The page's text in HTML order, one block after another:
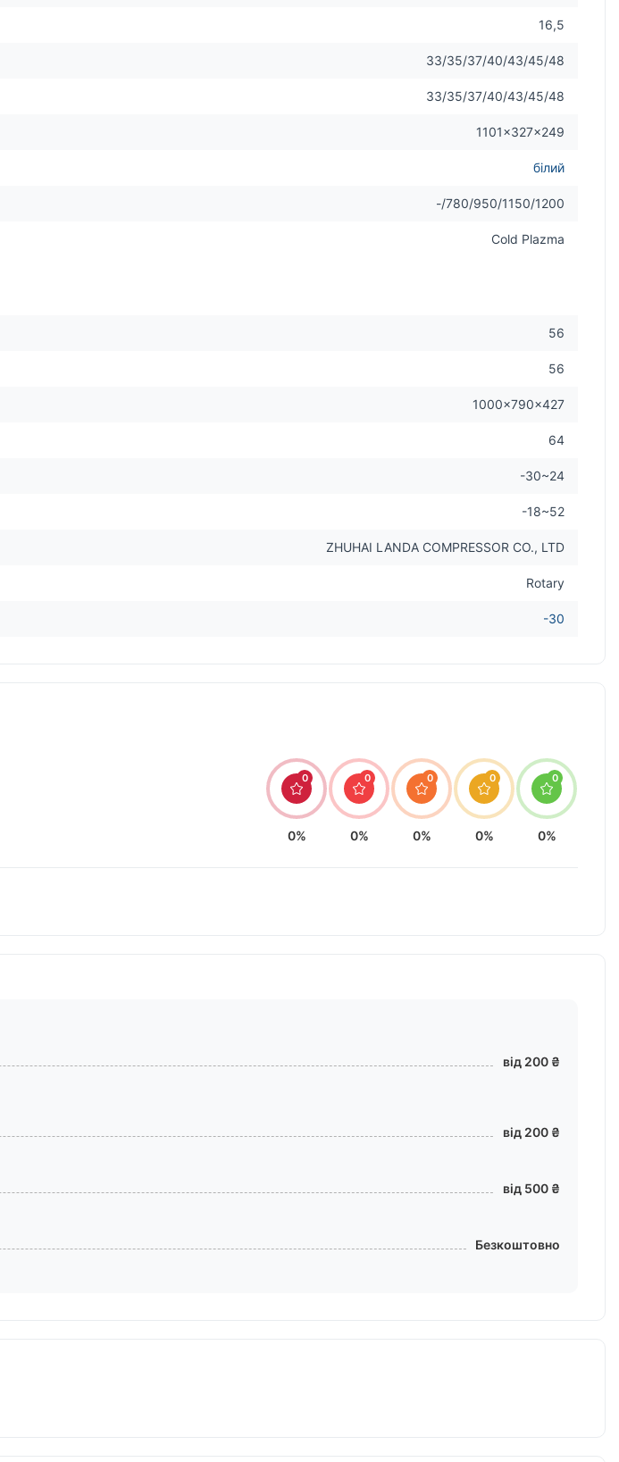
16,5
33/35/37/40/43/45/48
33/35/37/40/43/45/48
1101×327×249
білий
-/780/950/1150/1200
Cold Plazma
56
56
1000×790×427
64
-30~24
-18~52
ZHUHAI LANDA COMPRESSOR CO., LTD
Rotary
-30
0
0%
0
0%
0
0%
0
0%
0
0%
від 200 ₴
від 200 ₴
від 500 ₴
Безкоштовно